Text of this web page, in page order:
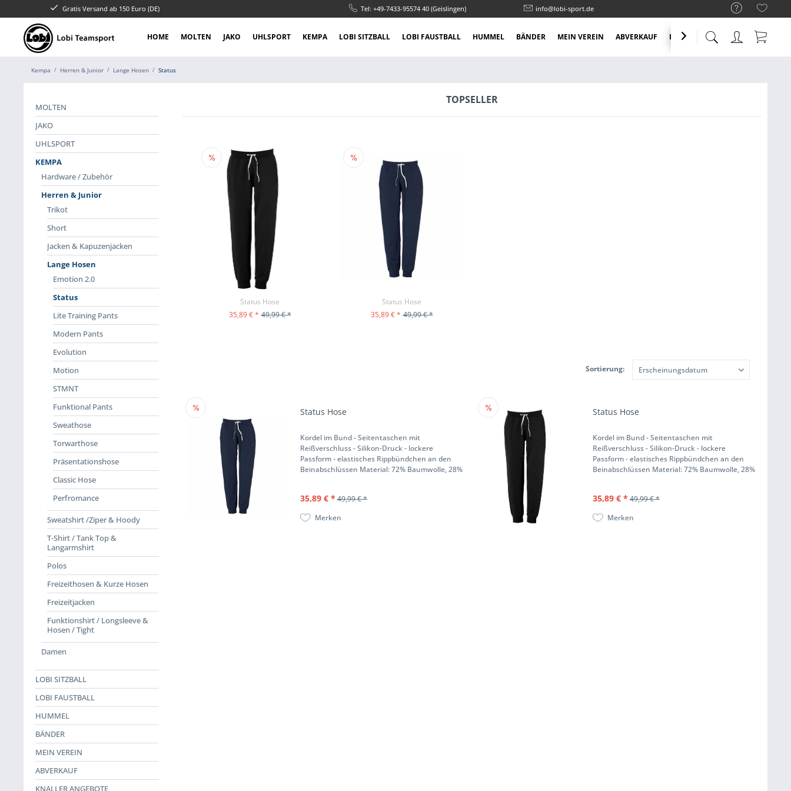
Gratis Versand ab 150 Euro (DE) Tel: +49-7433-95574 40 (Geislingen) info@lobi-sport.de
HOME MOLTEN JAKO UHLSPORT KEMPA LOBI SITZBALL LOBI FAUSTBALL HUMMEL BÄNDER MEIN VEREIN ABVERKAUF KNALLER ANGEBOTE

Kempa Herren & Junior Lange Hosen Status
MOLTEN
JAKO
UHLSPORT
KEMPA
Hardware / Zubehör
Herren & Junior
Trikot
Short
Jacken & Kapuzenjacken
Lange Hosen
Emotion 2.0
Status
Lite Training Pants
Modern Pants
Evolution
Motion
STMNT
Funktional Pants
Sweathose
Torwarthose
Präsentationshose
Classic Hose
Perfromance
Sweatshirt /Ziper & Hoody
T-Shirt / Tank Top &
Langarmshirt
Polos
Freizeithosen & Kurze Hosen
Freizeitjacken
Funktionshirt / Longsleeve &
Hosen / Tight
Damen
LOBI SITZBALL
LOBI FAUSTBALL
HUMMEL
BÄNDER
MEIN VEREIN
ABVERKAUF
KNALLER ANGEBOTE
TOPSELLER
Status Hose
35,89 € * 49,99 € *
Status Hose
35,89 € * 49,99 € *
Sortierung:
Status Hose
Kordel im Bund - Seitentaschen mit
Reißverschluss - Silikon-Druck - lockere
Passform - elastisches Rippbündchen an den
Beinabschlüssen Material: 72% Baumwolle, 28%
35,89 € * 49,99 € *
Merken
Status Hose
Kordel im Bund - Seitentaschen mit
Reißverschluss - Silikon-Druck - lockere
Passform - elastisches Rippbündchen an den
Beinabschlüssen Material: 72% Baumwolle, 28%
35,89 € * 49,99 € *
Merken